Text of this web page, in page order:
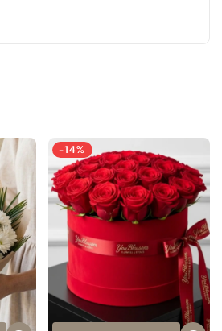
-14%